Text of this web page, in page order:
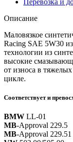
Перевозка и
Описание
Маловязкое
Racing SAE 5W30
технологии из
высокие
от износа в
цикле.
Соответствует и
BMW LL-01
MB-Approval 229.5
MB-Approval 229.51